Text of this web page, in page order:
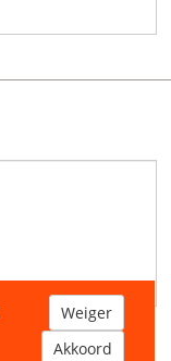
Weiger
Akkoord